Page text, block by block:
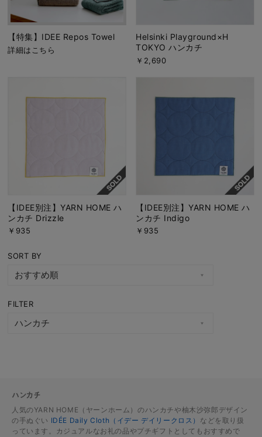
【特集】IDEE Repos Towel
詳細はこちら
Helsinki Playground×H
TOKYO ハンカチ
￥2,690
【IDEE別注】YARN HOME ハ
ンカチ Drizzle
￥935
【IDEE別注】YARN HOME ハ
ンカチ Indigo
￥935
SORT BY
FILTER
ハンカチ
人気のYARN HOME（ヤーンホーム）のハンカチや柚木沙弥郎デザイン
の手ぬぐい IDÉE Daily Cloth（イデー デイリークロス） などを取り扱
っています。カジュアルなお礼の品やプチギフトとしてもおすすめで